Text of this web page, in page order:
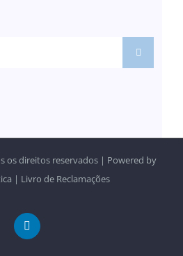
os direitos reservados | Powered by
| Livro de Reclamações
LinkedIn